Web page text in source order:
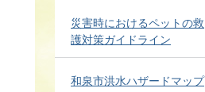
災害時におけるペットの救
護対策ガイドライン
和泉市洪水ハザードマップ